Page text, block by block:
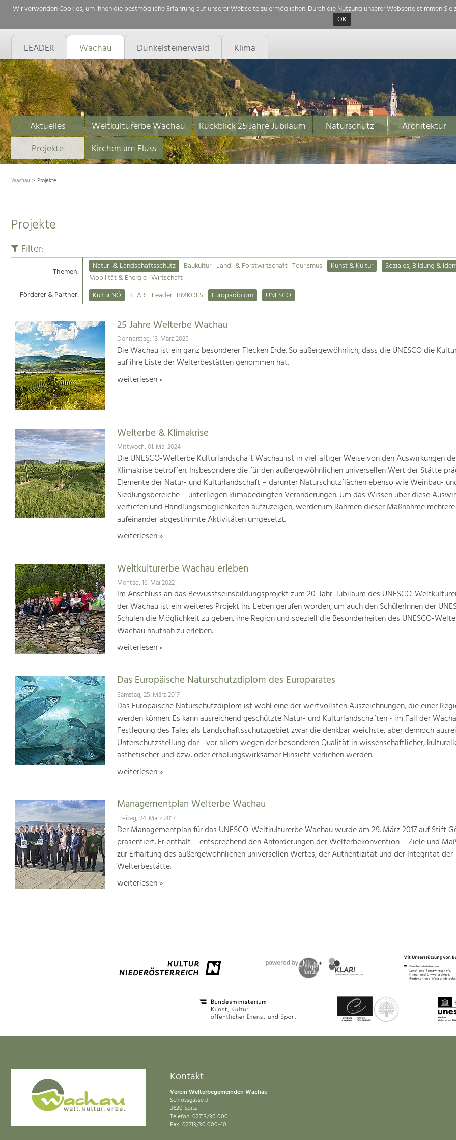
Wir verwenden Cookies, um Ihnen die bestmögliche Erfahrung auf unserer Webseite zu ermöglichen. Durch die Nutzung unserer Webseite stimmen
OK
LEADER Wachau Dunkelsteinerwald Klima
Aktuelles Weltkulturerbe Wachau Rückblick 25 Jahre Jubiläum Naturschutz Architektur
Projekte
Kirchen am Fluss
Wachau Projekte
Projekte
Filter:
Themen: Natur- & Landschaftsschutz Baukultur Land- & Forstwirtschaft Tourismus Kunst & Kultur
Soziales, Bildung &
Mobilität & Energie Wirtschaft
Förderer & Partner:
Kultur NÖ KLAR! Leader BMKOES Europadiplom UNESCO
25 Jahre Welterbe Wachau
Donnerstag, 13. März 2025
Die Wachau ist ein ganz besonderer Flecken Erde. So außergewöhnlich, dass die UNESCO die
auf ihre Liste der Welterbestätten genommen hat.
weiterlesen »
Welterbe & Klimakrise
Mittwoch, 01. Mai 2024
Die UNESCO-Welterbe Kulturlandschaft Wachau ist in vielfältiger Weise von den Auswirkungen
Klimakrise betroffen. Insbesondere die für den außergewöhnlichen universellen Wert der Stätte
Elemente der Natur- und Kulturlandschaft – darunter Naturschutzflächen ebenso wie Weinbau-
Siedlungsbereiche – unterliegen klimabedingten Veränderungen. Um das Wissen über diese
vertiefen und Handlungsmöglichkeiten aufzuzeigen, werden im Rahmen dieser Maßnahme mehrere
aufeinander abgestimmte Aktivitäten umgesetzt.
weiterlesen »
Weltkulturerbe Wachau erleben
Montag, 16. Mai 2022
Im Anschluss an das Bewusstseinsbildungsprojekt zum 20-Jahr-Jubiläum des UNESCO-
der Wachau ist ein weiteres Projekt ins Leben gerufen worden, um auch den SchülerInnen der
Schulen die Möglichkeit zu geben, ihre Region und speziell die Besonderheiten des UNESCO-
Wachau hautnah zu erleben.
weiterlesen »
Das Europäische Naturschutzdiplom des Europarates
Samstag, 25. März 2017
Das Europäische Naturschutzdiplom ist wohl eine der wertvollsten Auszeichnungen, die einer
werden können. Es kann ausreichend geschützte Natur- und Kulturlandschaften - im Fall der
Festlegung des Tales als Landschaftsschutzgebiet zwar die denkbar weichste, aber dennoch
Unterschutzstellung dar - vor allem wegen der besonderen Qualität in wissenschaftlicher,
ästhetischer und bzw. oder erholungswirksamer Hinsicht verliehen werden.
weiterlesen »
Managementplan Welterbe Wachau
Freitag, 24. März 2017
Der Managementplan für das UNESCO-Weltkulturerbe Wachau wurde am 29. März 2017 auf Stift
präsentiert. Er enthält – entsprechend den Anforderungen der Welterbekonvention – Ziele und
zur Erhaltung des außergewöhnlichen universellen Wertes, der Authentizität und der Integrität der
Welterbestätte.
weiterlesen »
Kontakt
Verein Welterbegemeinden Wachau
Schlossgasse 3
3620 Spitz
Telefon: 02713/30 000
Fax: 02713/30 000-40